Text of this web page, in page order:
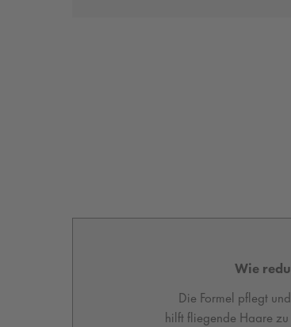
Wie
Die Formel pflegt
hilft fliegende Haare